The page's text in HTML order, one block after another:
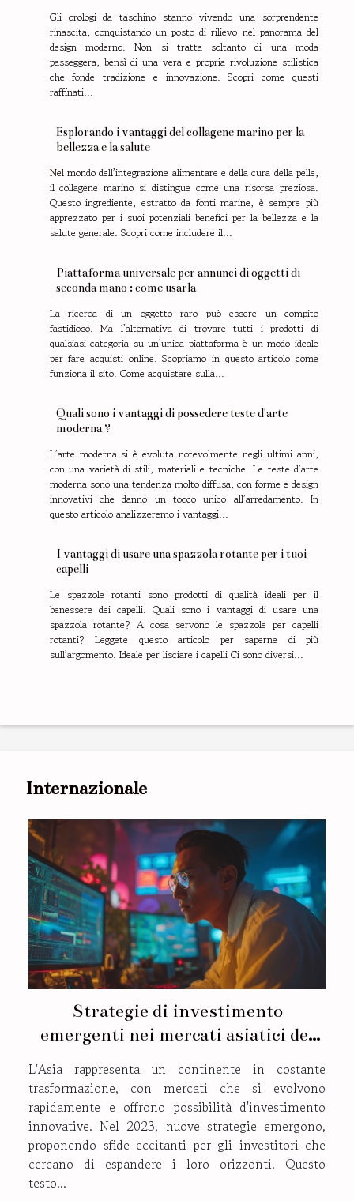
Gli orologi da taschino stanno vivendo una sorprendente
rinascita, conquistando un posto di rilievo nel panorama del
design moderno. Non si tratta soltanto di una moda
passeggera, bensì di una vera e propria rivoluzione stilistica
che fonde tradizione e innovazione. Scopri come questi
raffinati...
Esplorando i vantaggi del collagene marino per la
bellezza e la salute
Nel mondo dell’integrazione alimentare e della cura della pelle,
il collagene marino si distingue come una risorsa preziosa.
Questo ingrediente, estratto da fonti marine, è sempre più
apprezzato per i suoi potenziali benefici per la bellezza e la
salute generale. Scopri come includere il...
Piattaforma universale per annunci di oggetti di
seconda mano : come usarla
La ricerca di un oggetto raro può essere un compito
fastidioso. Ma l’alternativa di trovare tutti i prodotti di
qualsiasi categoria su un’unica piattaforma è un modo ideale
per fare acquisti online. Scopriamo in questo articolo come
funziona il sito. Come acquistare sulla...
Quali sono i vantaggi di possedere teste d'arte
moderna ?
L’arte moderna si è evoluta notevolmente negli ultimi anni,
con una varietà di stili, materiali e tecniche. Le teste d’arte
moderna sono una tendenza molto diffusa, con forme e design
innovativi che danno un tocco unico all’arredamento. In
questo articolo analizzeremo i vantaggi...
I vantaggi di usare una spazzola rotante per i tuoi
capelli
Le spazzole rotanti sono prodotti di qualità ideali per il
benessere dei capelli. Quali sono i vantaggi di usare una
spazzola rotante? A cosa servono le spazzole per capelli
rotanti? Leggete questo articolo per saperne di più
sull’argomento. Ideale per lisciare i capelli Ci sono diversi...
Internazionale
Strategie di investimento
emergenti nei mercati asiatici del
L'Asia rappresenta un continente in costante
trasformazione, con mercati che si evolvono
rapidamente e offrono possibilità d'investimento
innovative. Nel 2023, nuove strategie emergono,
proponendo sfide eccitanti per gli investitori che
cercano di espandere i loro orizzonti. Questo
testo...